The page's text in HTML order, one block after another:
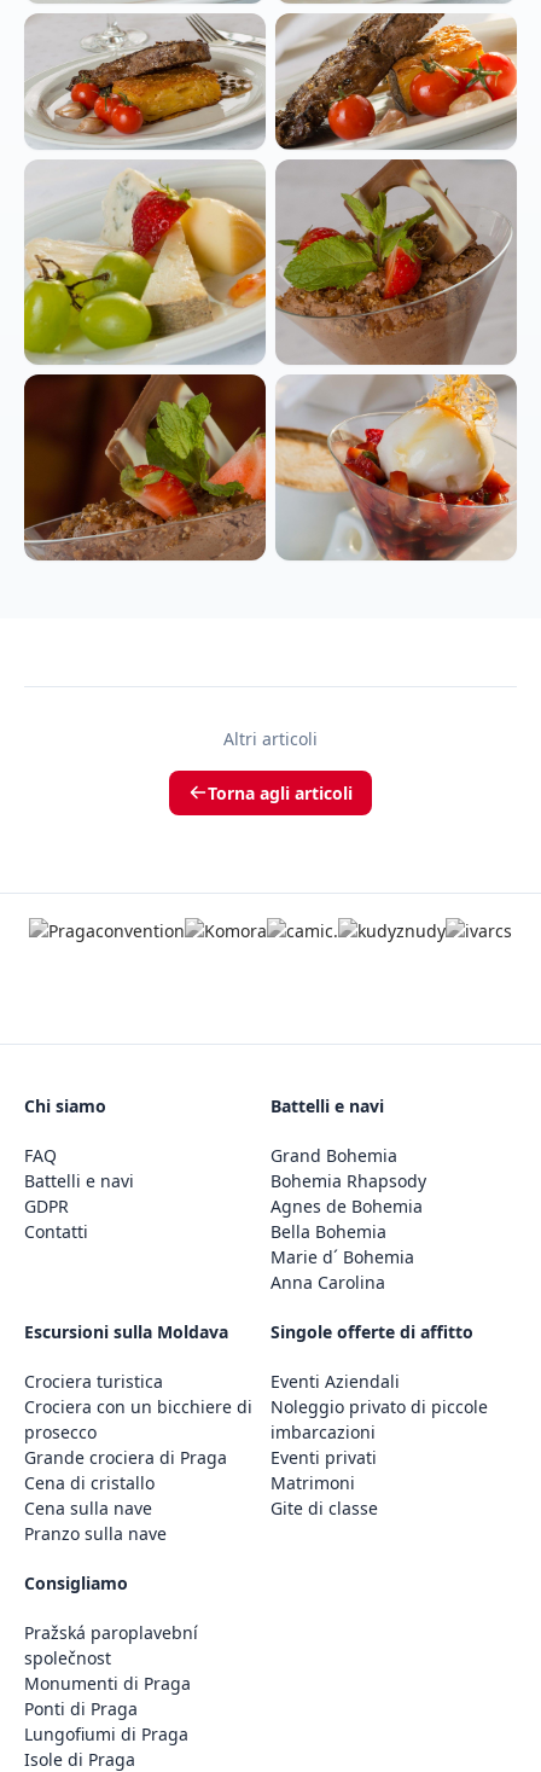
Altri articoli
Torna agli articoli
Chi siamo
FAQ
Battelli e navi
GDPR
Contatti
Battelli e navi
Grand Bohemia
Bohemia Rhapsody
Agnes de Bohemia
Bella Bohemia
Marie d´ Bohemia
Anna Carolina
Escursioni sulla Moldava
Crociera turistica
Crociera con un bicchiere di
prosecco
Grande crociera di Praga
Cena di cristallo
Cena sulla nave
Pranzo sulla nave
Singole offerte di affitto
Eventi Aziendali
Noleggio privato di piccole
imbarcazioni
Eventi privati
Matrimoni
Gite di classe
Consigliamo
Pražská paroplavební
společnost
Monumenti di Praga
Ponti di Praga
Lungofiumi di Praga
Isole di Praga